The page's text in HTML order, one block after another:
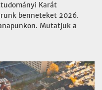
Karát
benneteket 2026.
Mutatjuk a